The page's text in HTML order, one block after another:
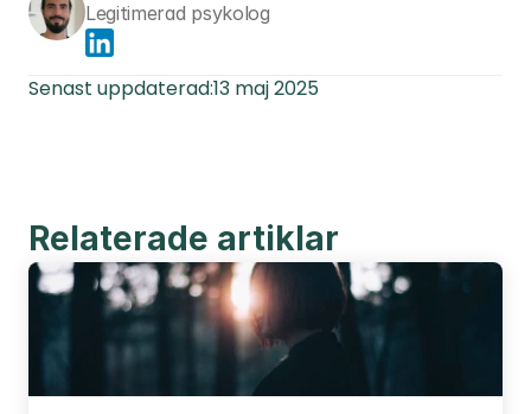
Legitimerad psykolog
Senast uppdaterad:13 maj 2025
Relaterade artiklar